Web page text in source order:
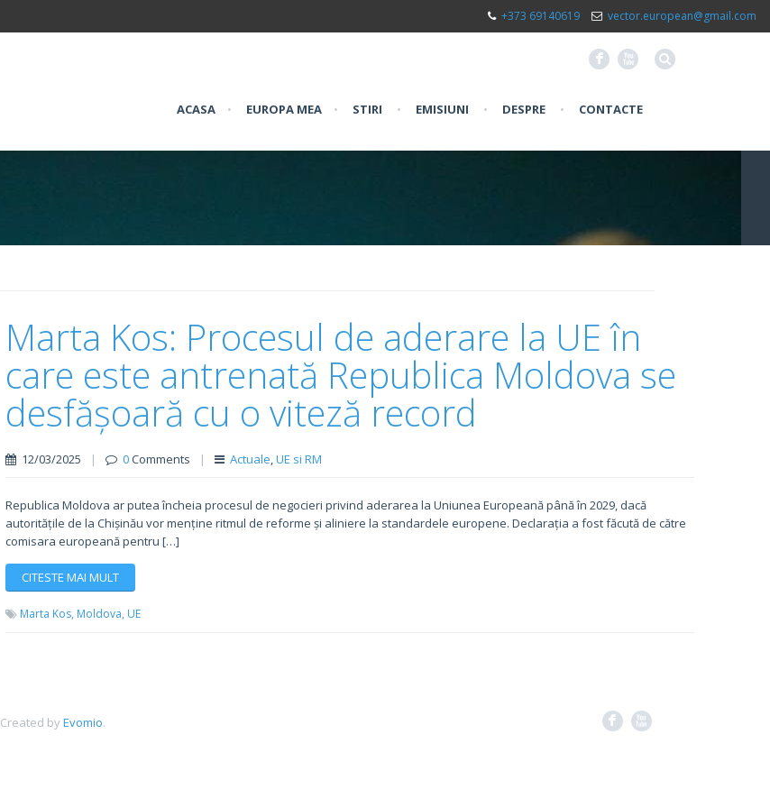
+373 69140619 vector.european@gmail.com
F X
ACASA • EUROPA MEA • STIRI • EMISIUNI • DESPRE • CONTACTE
Marta Kos: Procesul de aderare la UE în
care este antrenată Republica Moldova se
desfășoară cu o viteză record
12/03/2025 | 0Comments | Actuale,UE si RM
Republica Moldova ar putea încheia procesul de negocieri privind aderarea la Uniunea Europeană până în 2029, dacă
autoritățile de la Chișinău vor menține ritmul de reforme și aliniere la standardele europene. Declarația a fost făcută de către
comisara europeană pentru […]
CITESTE MAI MULT
Marta Kos, Moldova, UE
Created byEvomio. F X